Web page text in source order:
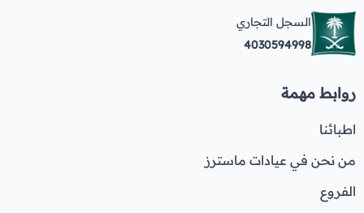
السجل التجاري
4030594998
روابط مهمة
اطبائنا
من نحن في عيادات ماسترز
الفروع